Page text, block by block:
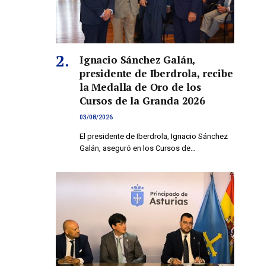
Ignacio Sánchez Galán,
presidente de Iberdrola, recibe
la Medalla de Oro de los
Cursos de la Granda 2026
03/08/2026
El presidente de Iberdrola, Ignacio Sánchez
Galán, aseguró en los Cursos de…